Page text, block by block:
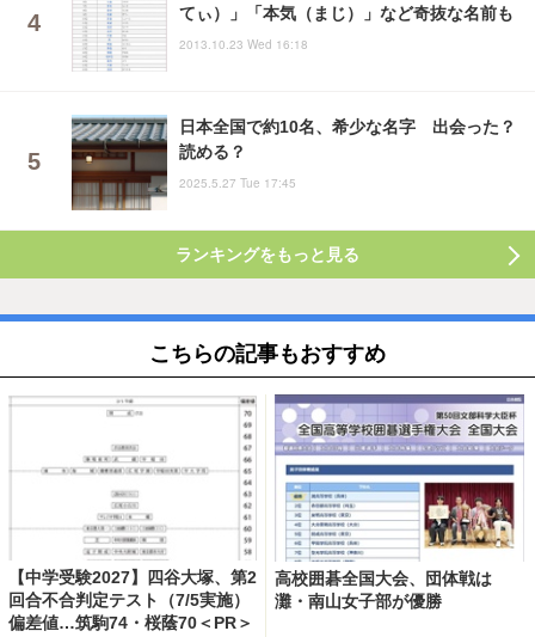
てぃ）」「本気（まじ）」など奇抜な名前も
2013.10.23 Wed 16:18
日本全国で約10名、希少な名字 出会った？
読める？
2025.5.27 Tue 17:45
ランキングをもっと見る
こちらの記事もおすすめ
【中学受験2027】四谷大塚、第2
回合不合判定テスト（7/5実施）
偏差値…筑駒74・桜蔭70＜PR＞
高校囲碁全国大会、団体戦は
灘・南山女子部が優勝